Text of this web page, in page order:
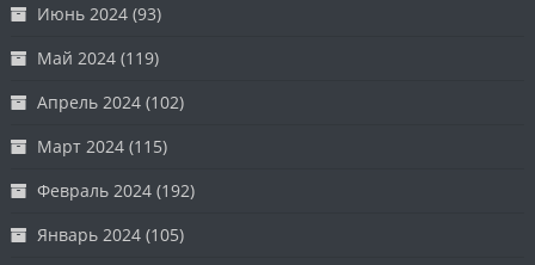
Июнь 2024 (93)
Май 2024 (119)
Апрель 2024 (102)
Март 2024 (115)
Февраль 2024 (192)
Январь 2024 (105)